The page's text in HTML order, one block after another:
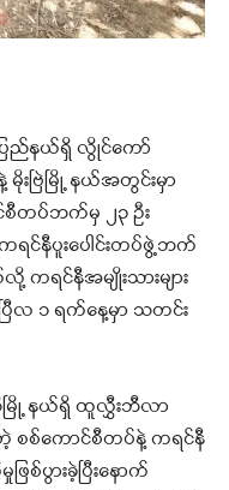
ည်နယ်ရှိ လွိုင်ကော်
မိုးဗြဲမြို့ နယ်အတွင်းမှာ
င်စီတပ်ဘက်မှ ၂၃ ဦး
ရင်နီပူးပေါင်းတပ်ဖွဲ့ဘက်
ကရင်နီအမျိုးသားများ
လ ၁ ရက်နေ့မှာ သတင်း
မြို့ နယ်ရှိ ထူလွှီးဘီလာ
စစ်ကောင်စီတပ်နဲ့ ကရင်နီ
စ်ပွားခဲ့ပြီးနောက်